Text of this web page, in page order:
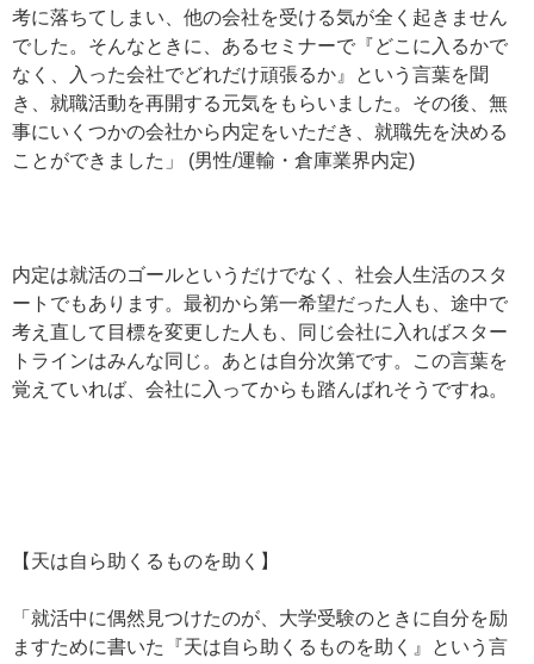
考に落ちてしまい、他の会社を受ける気が全く起きません
でした。そんなときに、あるセミナーで『どこに入るかで
なく、入った会社でどれだけ頑張るか』という言葉を聞
き、就職活動を再開する元気をもらいました。その後、無
事にいくつかの会社から内定をいただき、就職先を決める
ことができました」 (男性/運輸・倉庫業界内定)
内定は就活のゴールというだけでなく、社会人生活のスタ
ートでもあります。最初から第一希望だった人も、途中で
考え直して目標を変更した人も、同じ会社に入ればスター
トラインはみんな同じ。あとは自分次第です。この言葉を
覚えていれば、会社に入ってからも踏んばれそうですね。
【天は自ら助くるものを助く】
「就活中に偶然見つけたのが、大学受験のときに自分を励
ますために書いた『天は自ら助くるものを助く』という言